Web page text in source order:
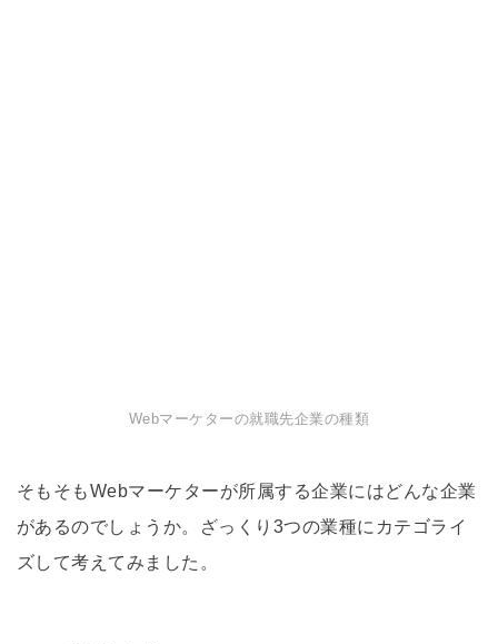
Webマーケターの就職先企業の種類
そもそもWebマーケターが所属する企業にはどんな企業
があるのでしょうか。ざっくり3つの業種にカテゴライ
ズして考えてみました。